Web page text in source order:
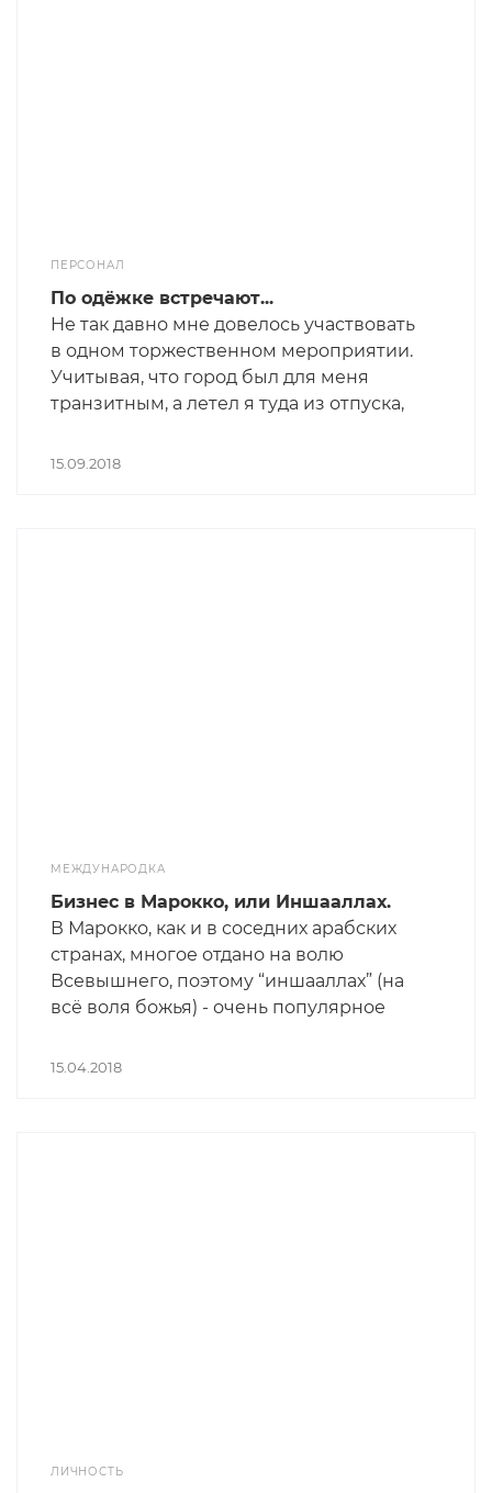
ПЕРСОНАЛ
По одёжке встречают...
Не так давно мне довелось участвовать
в одном торжественном мероприятии.
Учитывая, что город был для меня
транзитным, а летел я туда из отпуска,
костюм. Я заранее спросил, обязателен
15.09.2018
МЕЖДУНАРОДКА
Бизнес в Марокко, или Иншааллах.
В Марокко, как и в соседних арабских
странах, многое отдано на волю
Всевышнего, поэтому “иншааллах” (на
всё воля божья) - очень популярное
на разные сферы жизни.
15.04.2018
ЛИЧНОСТЬ